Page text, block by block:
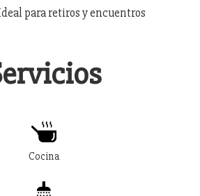
para retiros y encuentros
Cocina